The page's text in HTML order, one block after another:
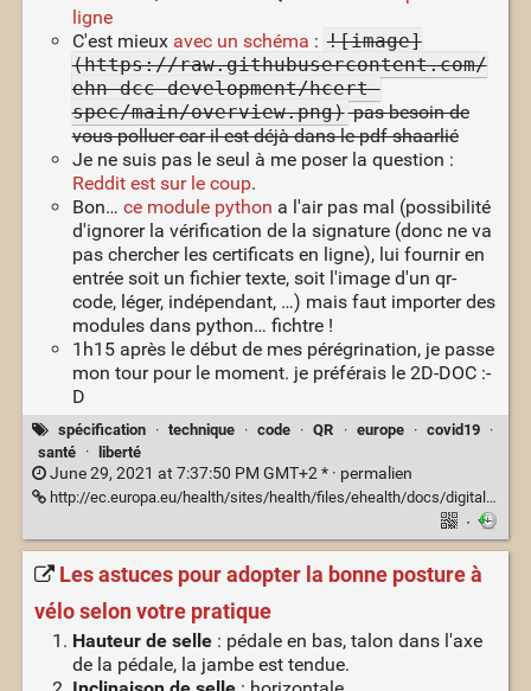
ligne
C'est mieux avec un schéma : ![image]
(https://raw.githubusercontent.com/
ehn-dcc-development/hcert-
spec/main/overview.png)pas besoin de
vous polluer car il est déjà dans le pdf shaarlié
Je ne suis pas le seul à me poser la question :
Reddit est sur le coup.
Bon… ce module python a l'air pas mal (possibilité
d'ignorer la vérification de la signature (donc ne va
pas chercher les certificats en ligne), lui fournir en
entrée soit un fichier texte, soit l'image d'un qr-
code, léger, indépendant, …) mais faut importer des
modules dans python… fichtre !
1h15 après le début de mes pérégrination, je passe
mon tour pour le moment. je préférais le 2D-DOC :-
D
spécification · technique · code · QR · europe · covid19
·
santé
· liberté
June 29, 2021 at 7:37:50 PM GMT+2 * · permalien
http://ec.europa.eu/health/sites/health/files/ehealth/docs/digital-green-certificates_v3_en.pdf
·
Les astuces pour adopter la bonne posture à
vélo selon votre pratique
Hauteur de selle: pédale en bas, talon dans l'axe
de la pédale, la jambe est tendue.